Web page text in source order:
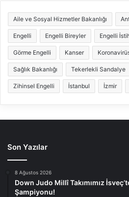
Aile ve Sosyal Hizmetler Bakanlığı
Engelli Engelli Bireyler Engelli
Görme Engelli Kanser
Sağlık Bakanlığı Tekerlekli Sandalye
Zihinsel Engelli İstanbul İzmir
Son Yazılar
8 Ağustos 2026
Down Judo Millî Takımımız
Şampiyonu!